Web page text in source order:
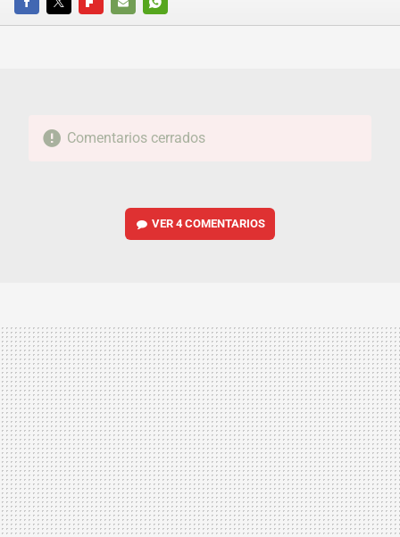
FACEBOOKTWITTERFLIPBOARD
E-
WHATSAPP
Comentarios cerrados
VER4 COMENTARIOS